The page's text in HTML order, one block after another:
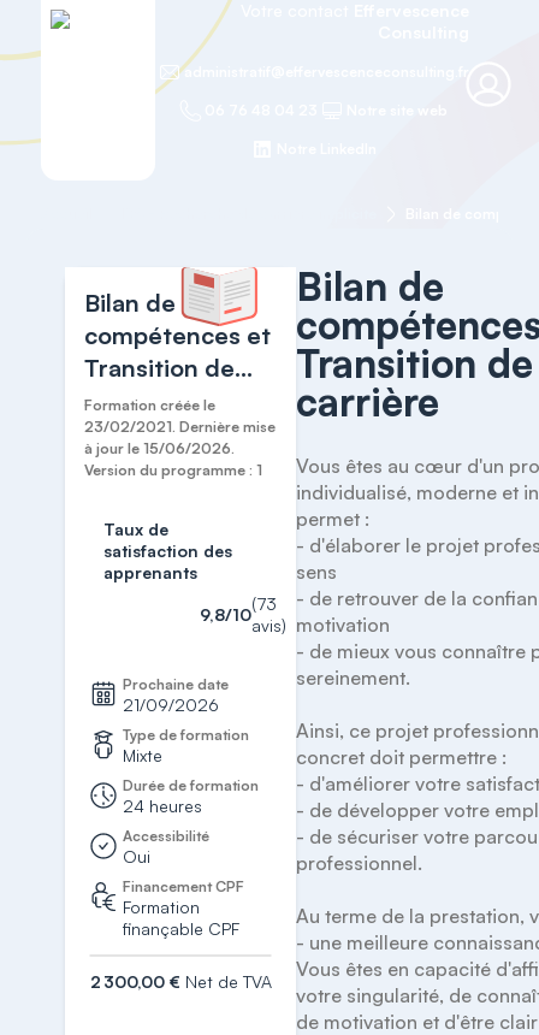
administratif@effervescenceconsulting.fr
Bilan de
compétences et
Transition de
carrière
Formation créée le
23/02/2021. Dernière mise
à jour le 15/06/2026.
Version du programme : 1
Taux de
satisfaction des
apprenants
9,8/10
(73
avis)
Prochaine date
21/09/2026
Type de formation
Mixte
Durée de formation
24 heures
Accessibilité
Oui
Financement CPF
Formation
finançable CPF
2 300,00 € Net de TVA
Bilan de
Transition de
carrière
Vous êtes au cœur d'un
individualisé, moderne et
permet :
- d'élaborer le projet
sens
- de retrouver de la
motivation
- de mieux vous connaître
sereinement.
Ainsi, ce projet
concret doit permettre :
- d'améliorer votre
- de développer votre
- de sécuriser votre
professionnel.
Au terme de la prestation,
- une meilleure
Vous êtes en capacité
votre singularité, de
de motivation et d'être